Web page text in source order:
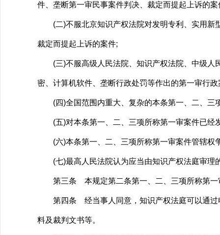
件、垄断第一审民事案件判决、裁定而提起上诉的案
(二)不服北京知识产权法院对发明专利、实用新
裁定而提起上诉的案件;
(三)不服高级人民法院、知识产权法院、中级人
密、计算机软件、垄断行政处罚等作出的第一审行
(四)全国范围内重大、复杂的本条第一、二、三
(五)对本条第一、二、三项所称第一审案件已经
(六)本条第一、二、三项所称第一审案件管辖权
(七)最高人民法院认为应当由知识产权法庭审理
第三条 本规定第二条第一、二、三项所称第一
第四条 经当事人同意，知识产权法庭可以通过
料及裁判文书等。